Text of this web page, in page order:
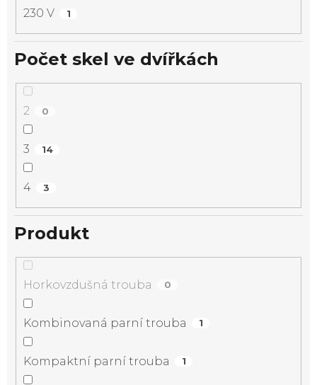
230 V 1
Počet skel ve dvířkách
2 0
3 14
4 3
Produkt
Horkovzdušná trouba 0
Kombinovaná parní trouba 1
Kompaktní parní trouba 1